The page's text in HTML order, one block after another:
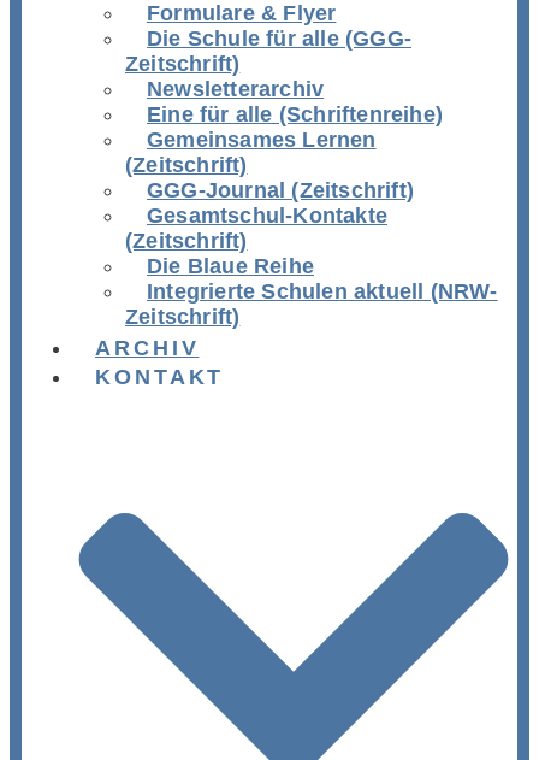
Formulare & Flyer
Die Schule für alle (GGG-
Zeitschrift)
Newsletterarchiv
Eine für alle (Schriftenreihe)
Gemeinsames Lernen
(Zeitschrift)
GGG-Journal (Zeitschrift)
Gesamtschul-Kontakte
(Zeitschrift)
Die Blaue Reihe
Integrierte Schulen aktuell (NRW-
Zeitschrift)
ARCHIV
KONTAKT